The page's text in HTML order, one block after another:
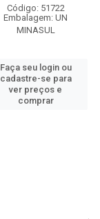
Código: 51722
Embalagem: UN
MINASUL
Faça seu login ou
cadastre-se para
ver preços e
comprar